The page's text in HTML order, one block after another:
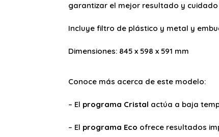
garantizar el mejor resultado y
Incluye filtro de plástico y metal y
Dimensiones: 845 x 598 x 591 mm
Conoce más acerca de este modelo:
– El programa Cristal actúa a baja
– El programa Eco ofrece resultados